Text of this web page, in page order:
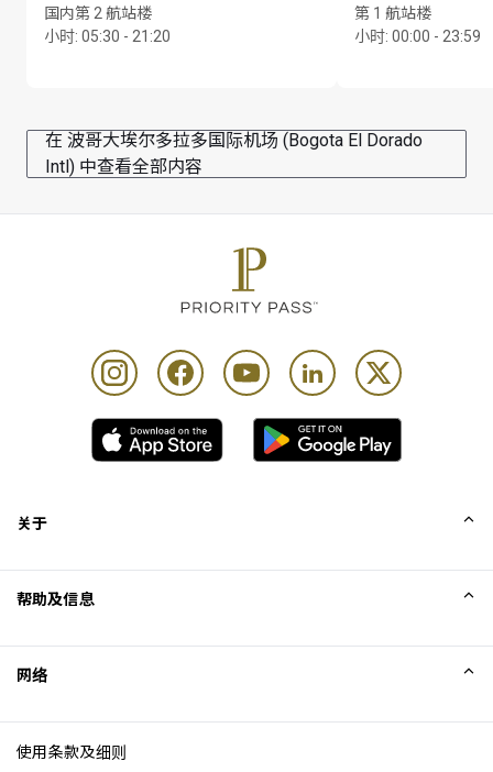
国内第 2 航站楼
小时: 05:30 - 21:20
第 1 航站楼
小时: 00:00 - 23:59
在 波哥大埃尔多拉多国际机场 (Bogota El Dorado
Intl) 中查看全部内容
关于
Excellence Awards
博客
帮助及信息
网络
使用条款及细则